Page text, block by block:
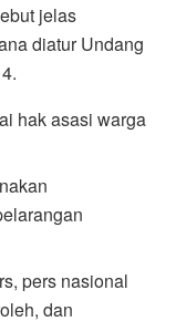
jelas
diatur Undang
hak asasi warga
pers nasional
dan